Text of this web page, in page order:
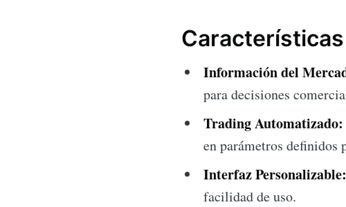
Información del
para decisiones
Trading Automatizado:
en parámetros definidos
Interfaz Personalizable:
facilidad de uso.